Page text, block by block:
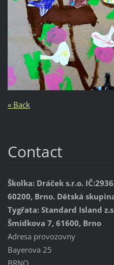
« Back
Contact
Školka: Dráček s.r.o.
60200, Brno. Dětská
Tygřata: Standard Island
Šmídkova 7, 61600, Brno
Adresa provozovny
Bayerova 25
BRNO